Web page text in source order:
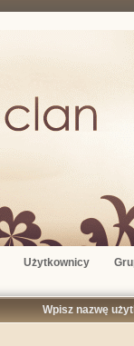
Użytkownicy
Wpisz nazwę